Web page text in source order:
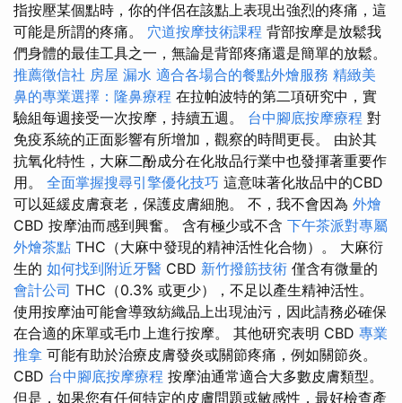
指按壓某個點時，你的伴侶在該點上表現出強烈的疼痛，這
可能是所謂的疼痛。 穴道按摩技術課程 背部按摩是放鬆我
們身體的最佳工具之一，無論是背部疼痛還是簡單的放鬆。
推薦徵信社 房屋 漏水 適合各場合的餐點外燴服務 精緻美
鼻的專業選擇：隆鼻療程 在拉帕波特的第二項研究中，實
驗組每週接受一次按摩，持續五週。 台中腳底按摩療程 對
免疫系統的正面影響有所增加，觀察的時間更長。 由於其
抗氧化特性，大麻二酚成分在化妝品行業中也發揮著重要作
用。 全面掌握搜尋引擎優化技巧 這意味著化妝品中的CBD
可以延緩皮膚衰老，保護皮膚細胞。 不，我不會因為 外燴
CBD 按摩油而感到興奮。 含有極少或不含 下午茶派對專屬
外燴茶點 THC（大麻中發現的精神活性化合物）。 大麻衍
生的 如何找到附近牙醫 CBD 新竹撥筋技術 僅含有微量的
會計公司 THC（0.3% 或更少），不足以產生精神活性。
使用按摩油可能會導致紡織品上出現油污，因此請務必確保
在合適的床單或毛巾上進行按摩。 其他研究表明 CBD 專業
推拿 可能有助於治療皮膚發炎或關節疼痛，例如關節炎。
CBD 台中腳底按摩療程 按摩油通常適合大多數皮膚類型。
但是，如果您有任何特定的皮膚問題或敏感性，最好檢查產